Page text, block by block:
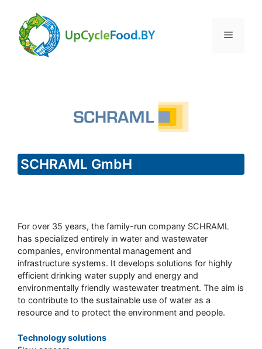
content
Menu
SCHRAML GmbH
For over 35 years, the family-run company SCHRAML
has specialized entirely in water and wastewater
companies, environmental management and
infrastructure systems. It develops solutions for highly
efficient drinking water supply and energy and
environmentally friendly wastewater treatment. The aim is
to contribute to the sustainable use of water as a
resource and to protect the environment and people.
Technology solutions